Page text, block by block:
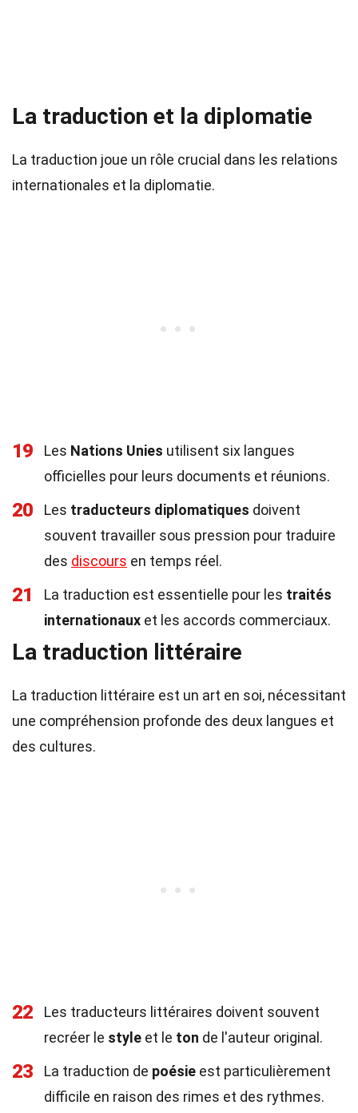
La traduction et la diplomatie
La traduction joue un rôle crucial dans les relations
internationales et la diplomatie.
19 Les Nations Unies utilisent six langues
officielles pour leurs documents et réunions.
20 Les traducteurs diplomatiques doivent
souvent travailler sous pression pour traduire
des discours en temps réel.
21 La traduction est essentielle pour les traités
internationaux et les accords commerciaux.
La traduction littéraire
La traduction littéraire est un art en soi, nécessitant
une compréhension profonde des deux langues et
des cultures.
22
Les traducteurs littéraires doivent souvent
recréer le style et le ton de l'auteur original.
23 La traduction de poésie est particulièrement
difficile en raison des rimes et des rythmes.